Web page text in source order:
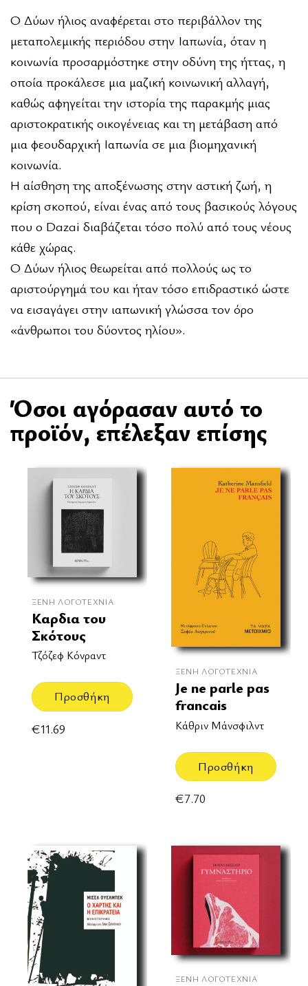
Ο Δύων ήλιος αναφέρεται στο περιβάλλον της
μεταπολεμικής περιόδου στην Ιαπωνία, όταν η
κοινωνία προσαρμόστηκε στην οδύνη της ήττας, η
οποία προκάλεσε μια μαζική κοινωνική αλλαγή,
καθώς αφηγείται την ιστορία της παρακμής μιας
αριστοκρατικής οικογένειας και τη μετάβαση από
μια φεουδαρχική Ιαπωνία σε μια βιομηχανική
κοινωνία.
Η αίσθηση της αποξένωσης στην αστική ζωή, η
κρίση σκοπού, είναι ένας από τους βασικούς λόγους
που ο Dazai διαβάζεται τόσο πολύ από τους νέους
κάθε χώρας.
Ο Δύων ήλιος θεωρείται από πολλούς ως το
αριστούργημά του και ήταν τόσο επιδραστικό ώστε
να εισαγάγει στην ιαπωνική γλώσσα τον όρο
«άνθρωποι του δύοντος ηλίου».
Όσοι αγόρασαν αυτό το
προϊόν, επέλεξαν επίσης
ΞΈΝΗ ΛΟΓΟΤΕΧΝΊΑ
Καρδια του
Σκότους
Τζόζεφ Κόνραντ
Προσθήκη
€11.69
ΞΈΝΗ ΛΟΓΟΤΕΧΝΊΑ
Je ne parle pas
francais
Κάθριν Μάνσφιλντ
Προσθήκη
€7.70
ΞΈΝΗ ΛΟΓΟΤΕΧΝΊΑ